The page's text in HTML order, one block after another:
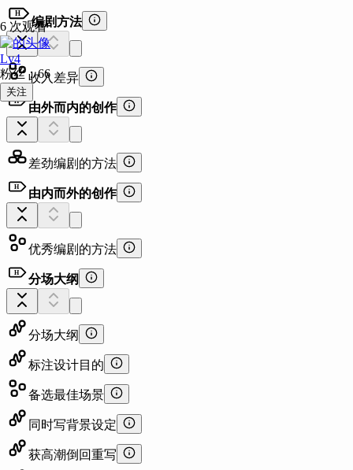
H
编剧方法
收入差异
H 由外而内的创作
差劲编剧的方法
H 由内而外的创作
优秀编剧的方法
H 分场大纲
分场大纲
标注设计目的
备选最佳场景
同时写背景设定
获高潮倒回重写
6 次观看
Lv4
粉丝：66
关注
主题：
描述：
例子：
类比：